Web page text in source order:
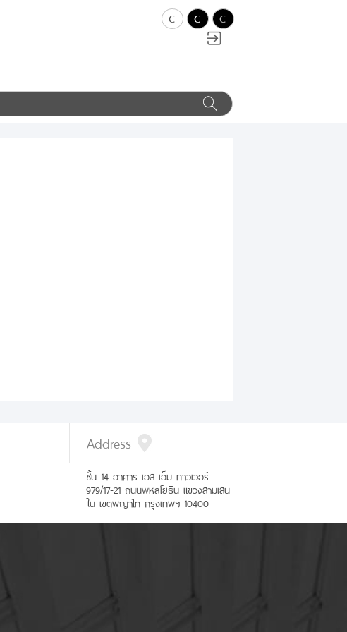
c c c
Address
ชั้น 14 อาคาร เอส เอ็ม ทาวเวอร์
979/17-21 ถนนพหลโยธิน แขวงสามเสน
ใน เขตพญาไท กรุงเทพฯ 10400